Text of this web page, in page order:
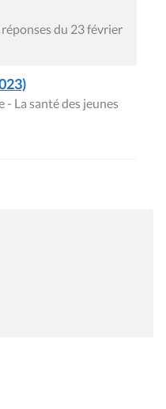
du 23 février
- La santé des jeunes